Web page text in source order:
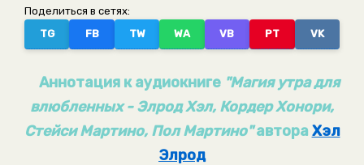
Поделиться в сетях:
TG
FB TW WA VB PT VK
Аннотация к аудиокниге "Магия утра для
влюбленных - Элрод Хэл, Кордер Хонори,
Стейси Мартино, Пол Мартино"автора Хэл
Элрод